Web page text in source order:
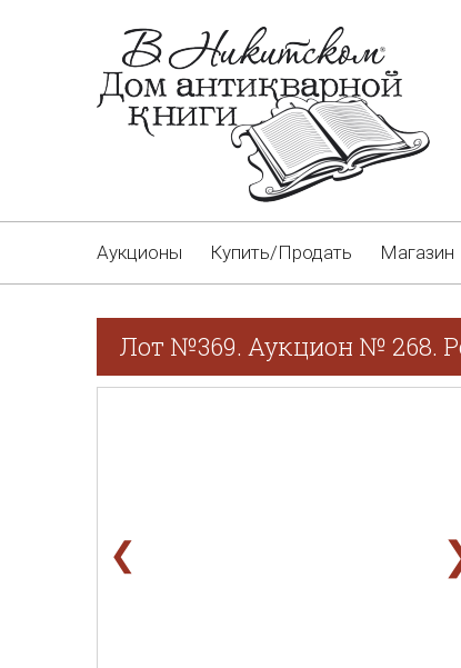
Аукционы Купить/Продать Магазин
Лот №369. Аукцион № 268.
❮